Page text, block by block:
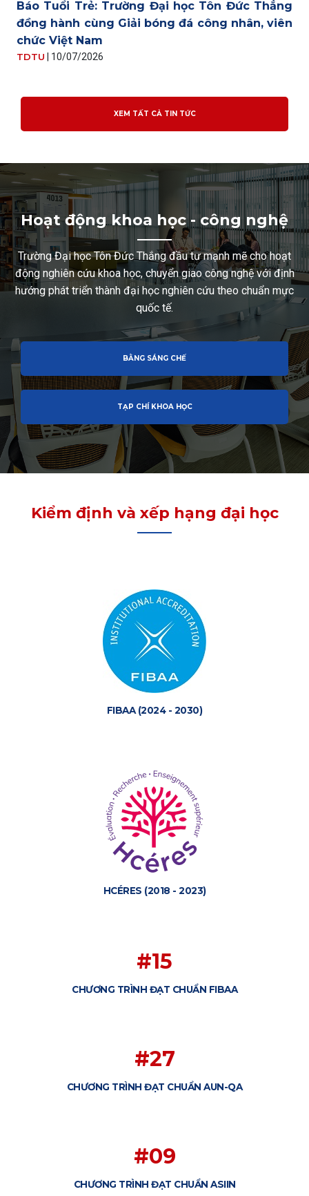
Báo Tuổi Trẻ: Trường Đại học Tôn Đức Thắng
đồng hành cùng Giải bóng đá công nhân, viên
chức Việt Nam
TDTU 10/07/2026
XEM TẤT CẢ TIN TỨC
Hoạt động khoa học - công nghệ
Trường Đại học Tôn Đức Thắng đầu tư mạnh mẽ cho hoạt
động nghiên cứu khoa học, chuyển giao công nghệ với định
hướng phát triển thành đại học nghiên cứu theo chuẩn mực
quốc tế.
BẰNG SÁNG CHẾ
TẠP CHÍ KHOA HỌC
Kiểm định và xếp hạng đại học
FIBAA (2024 - 2030)
HCÉRES (2018 - 2023)
#15
CHƯƠNG TRÌNH ĐẠT CHUẨN FIBAA
#27
CHƯƠNG TRÌNH ĐẠT CHUẨN AUN-QA
#09
CHƯƠNG TRÌNH ĐẠT CHUẨN ASIIN